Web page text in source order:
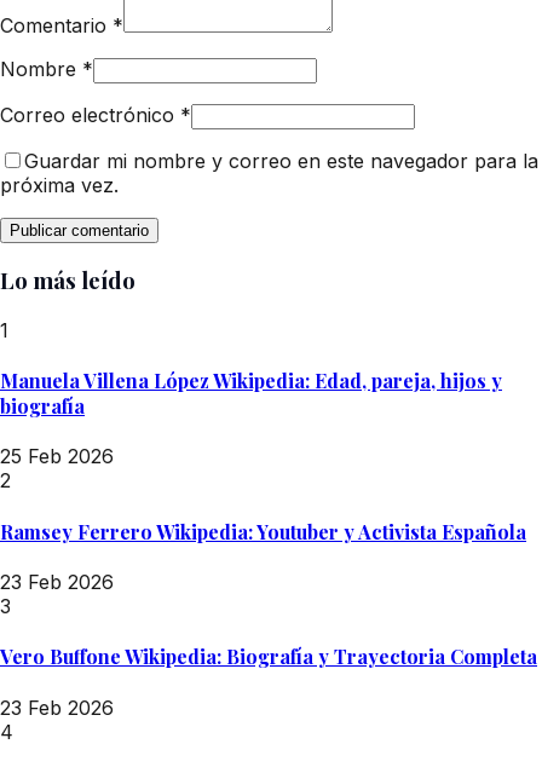
Comentario *
Nombre *
Correo electrónico *
Guardar mi nombre y correo en este navegador para la
próxima vez.
Lo más leído
1
Manuela Villena López Wikipedia: Edad, pareja, hijos y
biografía
25 Feb 2026
2
Ramsey Ferrero Wikipedia: Youtuber y Activista Española
23 Feb 2026
3
Vero Buffone Wikipedia: Biografía y Trayectoria Completa
23 Feb 2026
4